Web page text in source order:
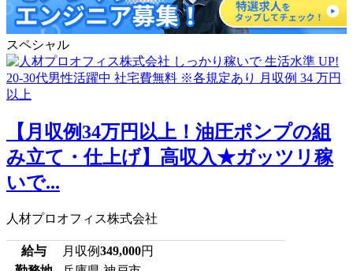
スペシャル
【月収例34万円以上！油圧ポンプの組
み立て・仕上げ】高収入★ガッツリ稼
いで...
人材プロオフィス株式会社
給与 月収例349,000円